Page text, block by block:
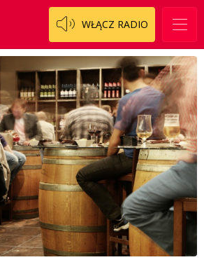
WŁĄCZ RADIO